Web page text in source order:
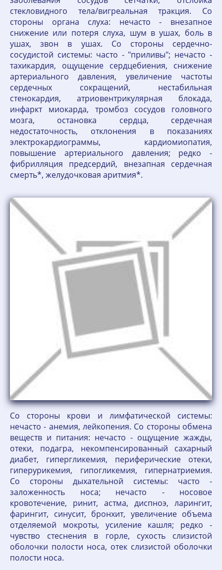
стекловидного тела/вигреальная тракция. Со
стороны органа слуха: нечасто - внезапное
снижение или потеря слуха, шум в ушах, боль в
ушах, звон в ушах. Со стороны сердечно-
сосудистой системы: часто - "приливы"; нечасто -
тахикардия, ощущение сердцебиения, снижение
артериального давления, увеличение частоты
сердечных сокращений, нестабильная
стенокардия, атриовентрикулярная блокада,
инфаркт миокарда, тромбоз сосудов головного
мозга, остановка сердца, сердечная
недостаточность, отклонения в показаниях
электрокардиограммы, кардиомиопатия,
повышение артериального давления; редко -
фибрилляция предсердий, внезапная сердечная
смерть*, желудочковая аритмия*.
Со стороны крови и лимфатической системы:
нечасто - анемия, лейкопения. Со стороны обмена
веществ и питания: нечасто - ощущение жажды,
отеки, подагра, некомпенсированный сахарный
диабет, гипергликемия, периферические отеки,
гиперурикемия, гипогликемия, гипернатриемия.
Со стороны дыхательной системы: часто -
заложенность носа; нечасто - носовое
кровотечение, ринит, астма, диспноэ, ларингит,
фарингит, синусит, бронхит, увеличение объема
отделяемой мокроты, усиление кашля; редко -
чувство стеснения в горле, сухость слизистой
оболочки полости носа, отек слизистой оболочки
полости носа.